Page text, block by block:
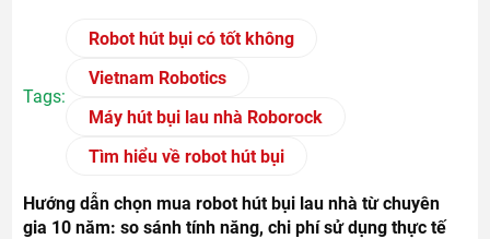
Tags:
Robot hút bụi có tốt không
Vietnam Robotics
Máy hút bụi lau nhà Roborock
Tìm hiểu về robot hút bụi
Hướng dẫn chọn mua robot hút bụi lau nhà từ chuyên
gia 10 năm: so sánh tính năng, chi phí sử dụng thực tế